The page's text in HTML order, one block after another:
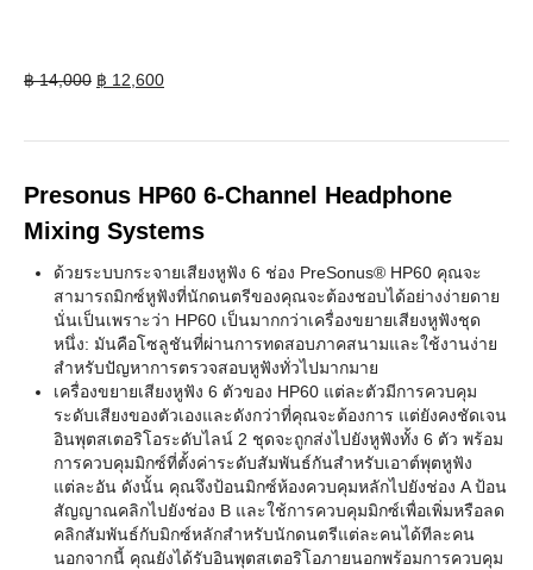
฿14,000 Original
฿ 12,600Current
Presonus HP60 6-Channel Headphone
Mixing Systems
ด้วยระบบกระจายเสียงหูฟัง 6 ช่อง PreSonus® HP60 คุณจะ
สามารถมิกซ์หูฟังที่นักดนตรีของคุณจะต้องชอบได้อย่างง่ายดาย
นั่นเป็นเพราะว่า HP60 เป็นมากกว่าเครื่องขยายเสียงหูฟังชุด
หนึ่ง: มันคือโซลูชันที่ผ่านการทดสอบภาคสนามและใช้งานง่าย
สำหรับปัญหาการตรวจสอบหูฟังทั่วไปมากมาย
เครื่องขยายเสียงหูฟัง 6 ตัวของ HP60 แต่ละตัวมีการควบคุม
ระดับเสียงของตัวเองและดังกว่าที่คุณจะต้องการ แต่ยังคงชัดเจน
อินพุตสเตอริโอระดับไลน์ 2 ชุดจะถูกส่งไปยังหูฟังทั้ง 6 ตัว พร้อม
การควบคุมมิกซ์ที่ตั้งค่าระดับสัมพันธ์กันสำหรับเอาต์พุตหูฟัง
แต่ละอัน ดังนั้น คุณจึงป้อนมิกซ์ห้องควบคุมหลักไปยังช่อง A ป้อน
สัญญาณคลิกไปยังช่อง B และใช้การควบคุมมิกซ์เพื่อเพิ่มหรือลด
คลิกสัมพันธ์กับมิกซ์หลักสำหรับนักดนตรีแต่ละคนได้ทีละคน
นอกจากนี้ คุณยังได้รับอินพุตสเตอริโอภายนอกพร้อมการควบคุม